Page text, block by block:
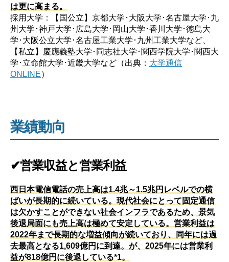
は更に高まる。
採用大学：【国公立】京都大学･大阪大学･名古屋大学･九
州大学･神戸大学･広島大学･岡山大学･香川大学･徳島大
学･大阪公立大学･名古屋工業大学･九州工業大学など、
【私立】慶應義塾大学･同志社大学･関西学院大学･関西大
学･立命館大学･近畿大学など（出典： 大学通信
ONLINE）
業績動向
✔営業収益と営業利益
西日本電信電話の売上高は1.4兆～1.5兆円レベルでの横
ばいが長期的に続いている。現代社会にとって固定通信
は欠かすことができない社会インフラであるため、景気
後退局面にも売上高は極めて安定している。営業利益は
2022年まで長期的な増益傾向が続いており、同年には過
去最高となる1,609億円に到達。が、2025年には営業利
益が818億円に後退している*1。